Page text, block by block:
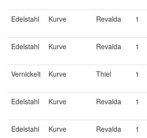
Edelstahl Kurve Revalda 1
Edelstahl Kurve Revalda 1
Vernickelt Kurve Thiel 1
Edelstahl Kurve Revalda 1
Edelstahl Kurve Revalda 1